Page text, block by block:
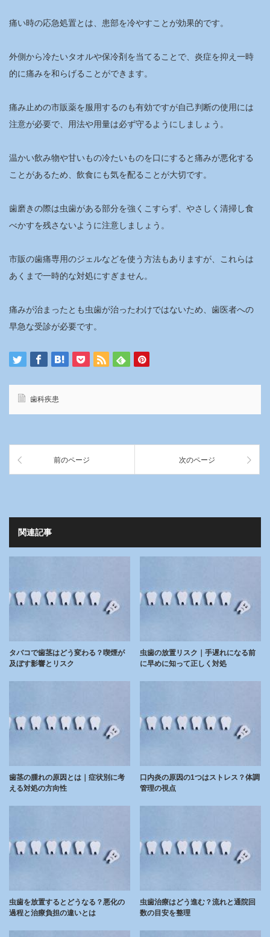
痛い時の応急処置とは、患部を冷やすことが効果的です。
外側から冷たいタオルや保冷剤を当てることで、炎症を抑え一時
的に痛みを和らげることができます。
痛み止めの市販薬を服用するのも有効ですが自己判断の使用には
注意が必要で、用法や用量は必ず守るようにしましょう。
温かい飲み物や甘いもの冷たいものを口にすると痛みが悪化する
ことがあるため、飲食にも気を配ることが大切です。
歯磨きの際は虫歯がある部分を強くこすらず、やさしく清掃し食
べかすを残さないように注意しましょう。
市販の歯痛専用のジェルなどを使う方法もありますが、これらは
あくまで一時的な対処にすぎません。
痛みが治まったとも虫歯が治ったわけではないため、歯医者への
早急な受診が必要です。
歯科疾患
前のページ 次のページ
関連記事
タバコで歯茎はどう変わる？喫煙が
及ぼす影響とリスク
虫歯の放置リスク｜手遅れになる前
に早めに知って正しく対処
歯茎の腫れの原因とは｜症状別に考
える対処の方向性
口内炎の原因の1つはストレス？体調
管理の視点
虫歯を放置するとどうなる？悪化の
過程と治療負担の違いとは
虫歯治療はどう進む？流れと通院回
数の目安を整理